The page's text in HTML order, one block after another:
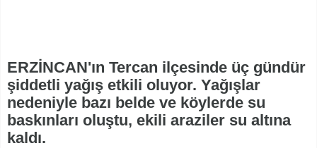
ERZİNCAN'ın Tercan ilçesinde üç gündür
şiddetli yağış etkili oluyor. Yağışlar
nedeniyle bazı belde ve köylerde su
baskınları oluştu, ekili araziler su altına
kaldı.